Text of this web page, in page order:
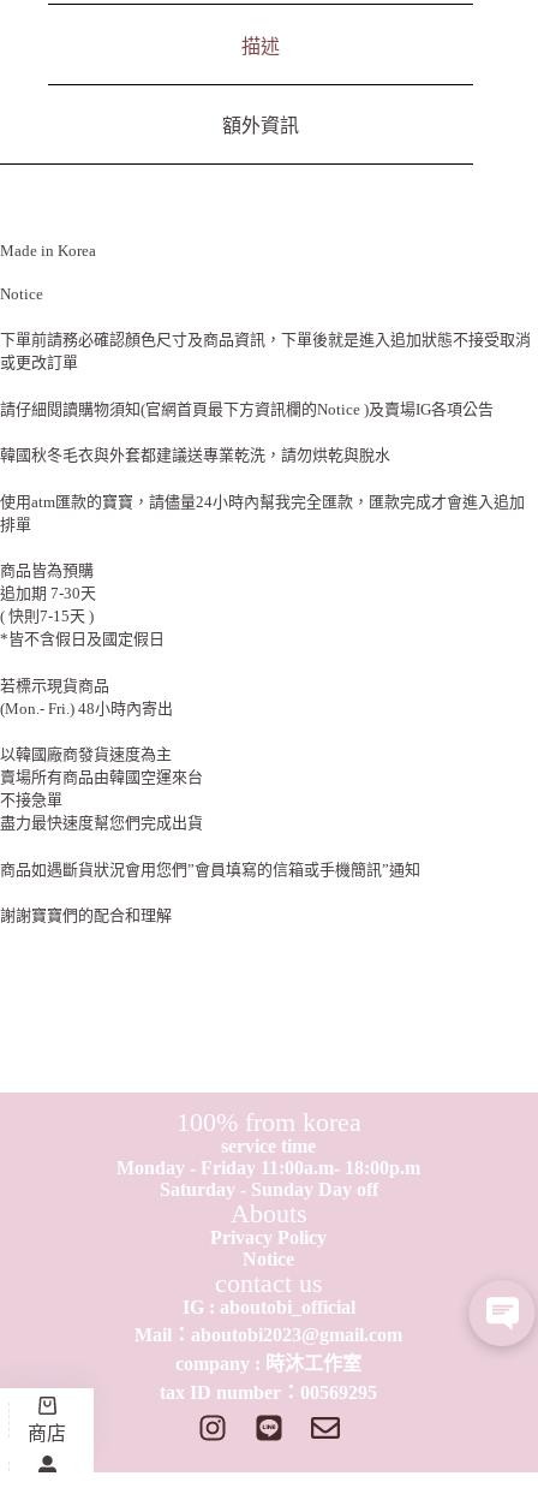
描述
額外資訊
Made in Korea
Notice
下單前請務必確認顏色尺寸及商品資訊，下單後就是進入追加狀態不接受取消
或更改訂單
請仔細閱讀購物須知(官網首頁最下方資訊欄的Notice )及賣場IG各項公告
韓國秋冬毛衣與外套都建議送專業乾洗，請勿烘乾與脫水
使用atm匯款的寶寶，請儘量24小時內幫我完全匯款，匯款完成才會進入追加
排單
商品皆為預購
追加期 7-30天
( 快則7-15天 )
*皆不含假日及國定假日
若標示現貨商品
(Mon.- Fri.) 48小時內寄出
以韓國廠商發貨速度為主
賣場所有商品由韓國空運來台
不接急單
盡力最快速度幫您們完成出貨
商品如遇斷貨狀況會用您們”會員填寫的信箱或手機簡訊”通知
謝謝寶寶們的配合和理解
100% from korea
service time
Monday - Friday 11:00a.m- 18:00p.m
Saturday - Sunday Day off
Abouts
Privacy Policy
Notice
contact us
IG : aboutobi_official
Mail：aboutobi2023@gmail.com
company : 時沐工作室
tax ID number：0​0​569295
商店